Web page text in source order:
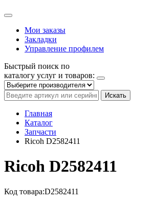
Мои заказы
Закладки
Управление профилем
Быстрый поиск по
каталогу услуг и товаров:
Искать
Главная
Каталог
Запчасти
Ricoh D2582411
Ricoh D2582411
Код товара:D2582411